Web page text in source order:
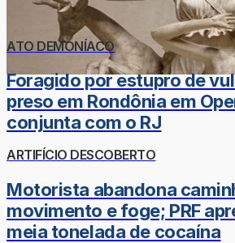
ATO DEMONÍACO
Foragido por estupro de
preso em Rondônia em
conjunta com o RJ
ARTIFÍCIO DESCOBERTO
Motorista abandona
movimento e foge; PRF
meia tonelada de cocaína